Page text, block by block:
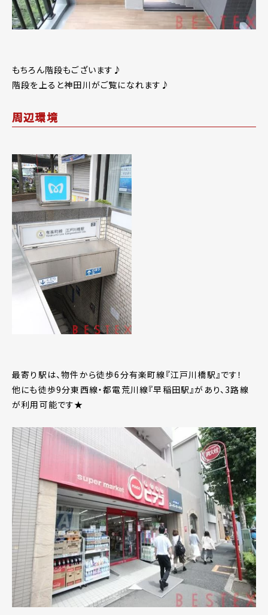
もちろん階段もございます♪
階段を上ると神田川がご覧になれます♪
周辺環境
最寄り駅は、物件から徒歩6分有楽町線『江戸川橋駅』です！
他にも徒歩9分東西線・都電荒川線『早稲田駅』があり、3路線
が利用可能です★